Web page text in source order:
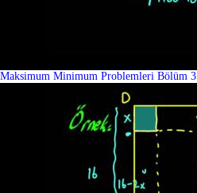
Maksimum Minimum Problemleri Bölüm 3